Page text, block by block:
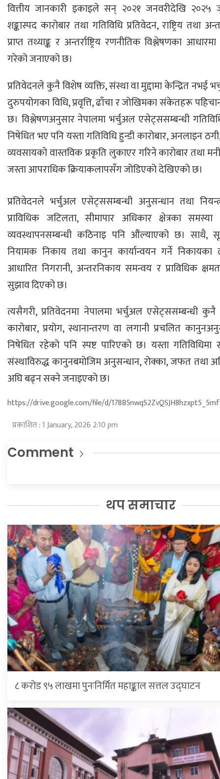
वित्तीय जानकारी इकाइले सन् २०२१ जनवरीदेखि २०२५
शङ्कास्पद कारोबार तथा गतिविधि प्रतिवेदन, राष्ट्रिय तथा
प्राप्त तथ्याङ्क र अन्तर्राष्ट्रिय रणनीतिक विश्लेषणका
गरेको जनाएको छ।
प्रतिवेदनले कुनै विशेष व्यक्ति, संस्था वा मुद्दामा केन्द्रित
दुरुपयोगका विधि, प्रवृत्ति, ढाँचा र जोखिमका संकेतहरू
छ। विश्लेषणअनुसार नेपालमा भर्चुअल एसेट्ससम्बन्धी
निषेधित भए पनि यस्ता गतिविधि हुन्डी कारोबार, अनलाइन
व्यवसायको वास्तविक प्रकृति लुकाएर गरिने कारोबार तथा
जस्ता आपराधिक क्रियाकलापसँग जोडिएको देखिएको छ।
प्रतिवेदनले भर्चुअल एसेट्ससम्बन्धी अनुसन्धान तथा
प्राविधिक जटिलता, सीमापार अधिकार क्षेत्रका
व्यवस्थापनसम्बन्धी कठिनाइ पनि औंल्याएको छ।
नियामक निकाय तथा कानुन कार्यान्वयन गर्ने निकायका
आधारित निगरानी, अन्तरनिकाय समन्वय र प्राविधिक
सुझाव दिएको छ।
त्यसैगरी, प्रतिवेदनमा नेपालमा भर्चुअल एसेट्ससम्बन्धी
कारोबार, प्रयोग, स्थानान्तरण वा लगानी प्रचलित
निषेधित रहेको पनि स्पष्ट पारिएको छ। यस्ता गतिविधिमा
संस्थाविरुद्ध कानुनबमोजिम अनुसन्धान, रोक्का, जफत तथा
अघि बढ्न सक्ने जनाइएको छ।
https://drive.google.com/file/d/
प्रकाशित : 1 January, 2026 2:10 pm
Comment
थप समाचार
८ करोड ९५ लाखमा पुनःनिर्मित महाङ्काल सत्तल उद्घाटन